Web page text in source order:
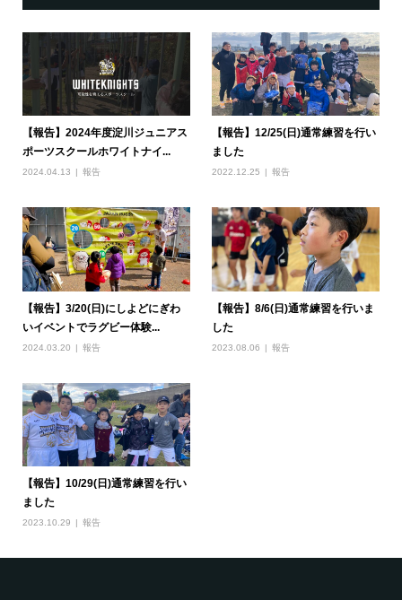
【報告】2024年度淀川ジュニアス
ポーツスクールホワイトナイ...
2024.04.13 報告
【報告】12/25(日)通常練習を行い
ました
2022.12.25 報告
【報告】3/20(日)にしよどにぎわ
いイベントでラグビー体験...
2024.03.20 報告
【報告】8/6(日)通常練習を行いま
した
2023.08.06 報告
【報告】10/29(日)通常練習を行い
ました
2023.10.29 報告